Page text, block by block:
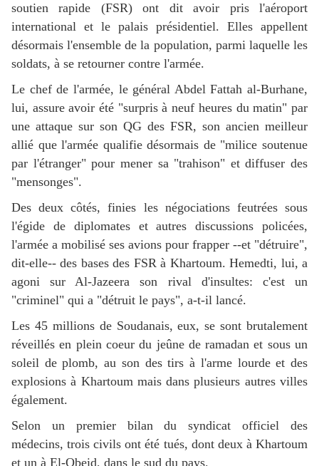
soutien rapide (FSR) ont dit avoir pris l'aéroport
international et le palais présidentiel. Elles appellent
désormais l'ensemble de la population, parmi laquelle les
soldats, à se retourner contre l'armée.
Le chef de l'armée, le général Abdel Fattah al-Burhane,
lui, assure avoir été "surpris à neuf heures du matin" par
une attaque sur son QG des FSR, son ancien meilleur
allié que l'armée qualifie désormais de "milice soutenue
par l'étranger" pour mener sa "trahison" et diffuser des
"mensonges".
Des deux côtés, finies les négociations feutrées sous
l'égide de diplomates et autres discussions policées,
l'armée a mobilisé ses avions pour frapper --et "détruire",
dit-elle-- des bases des FSR à Khartoum. Hemedti, lui, a
agoni sur Al-Jazeera son rival d'insultes: c'est un
"criminel" qui a "détruit le pays", a-t-il lancé.
Les 45 millions de Soudanais, eux, se sont brutalement
réveillés en plein coeur du jeûne de ramadan et sous un
soleil de plomb, au son des tirs à l'arme lourde et des
explosions à Khartoum mais dans plusieurs autres villes
également.
Selon un premier bilan du syndicat officiel des
médecins, trois civils ont été tués, dont deux à Khartoum
et un à El-Obeid, dans le sud du pays.